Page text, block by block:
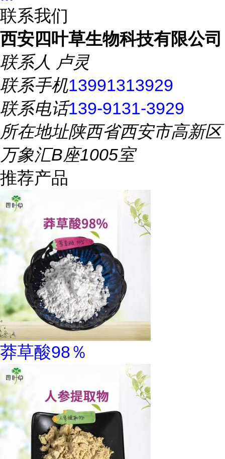
联系我们
西安四叶草生物科技有限公司
联系人 卢灵
联系手机13991313929
联系电话139-9131-3929
所在地址陕西省西安市高新区
万象汇B座1005室
推荐产品
莽草酸98％